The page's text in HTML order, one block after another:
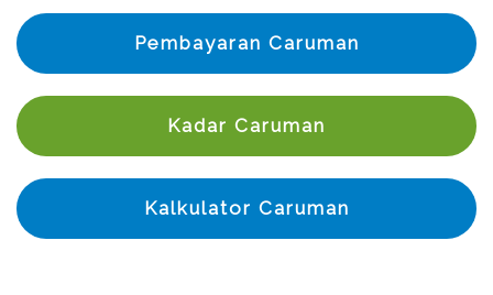
Pembayaran Caruman
Kadar Caruman
Kalkulator Caruman